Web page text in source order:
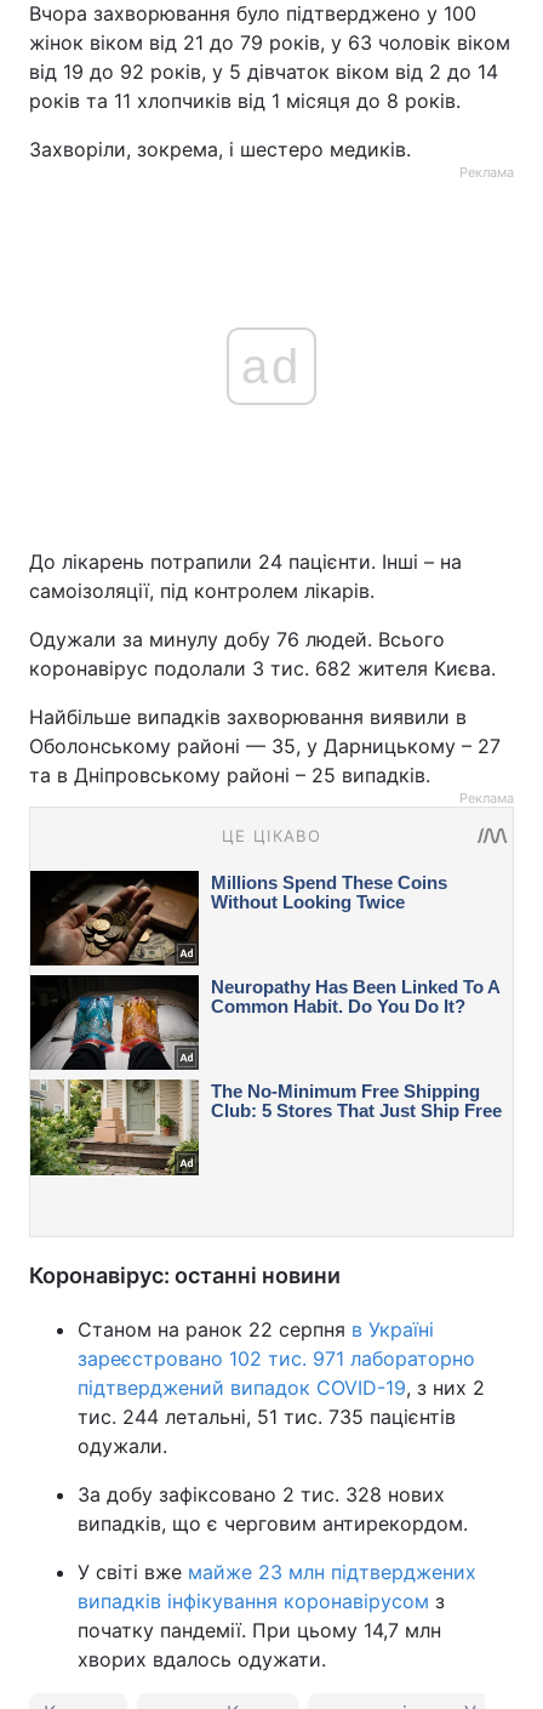
Вчора захворювання було підтверджено у 100
жінок віком від 21 до 79 років, у 63 чоловік віком
від 19 до 92 рокiв, у 5 дівчаток віком від 2 до 14
років та 11 хлопчиків від 1 місяця до 8 років.
Захворіли, зокрема, і шестеро медиків.
Реклама
ad
До лікарень потрапили 24 пацієнти. Інші – на
самоізоляції, під контролем лікарів.
Одужали за минулу добу 76 людей. Всього
коронавірус подолали 3 тис. 682 жителя Києва.
Найбільше випадків захворювання виявили в
Оболонському районі — 35, у Дарницькому – 27
та в Дніпровському районі – 25 випадків.
Реклама
Коронавірус: останні новини
Станом на ранок 22 серпня в Україні
зареєстровано 102 тис. 971 лабораторно
підтверджений випадок COVID-19, з них 2
тис. 244 летальні, 51 тис. 735 пацієнтів
одужали.
За добу зафіксовано 2 тис. 328 нових
випадків, що є черговим антирекордом.
У світі вже майже 23 млн підтверджених
випадків інфікування коронавірусом з
початку пандемії. При цьому 14,7 млн
хворих вдалось одужати.